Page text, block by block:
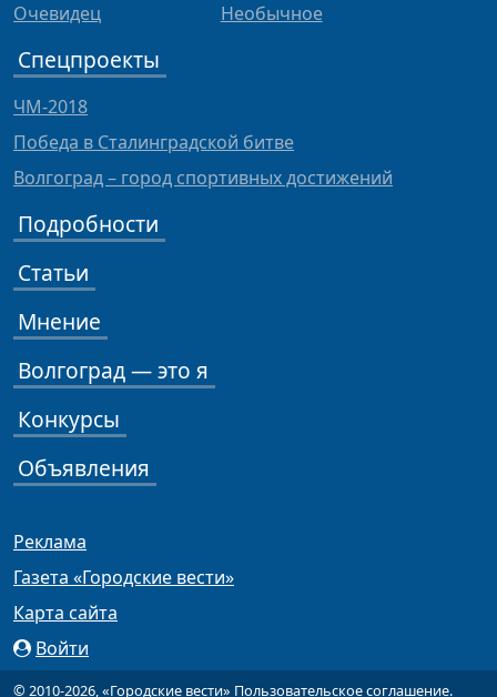
Очевидец
Необычное
Спецпроекты
ЧМ-2018
Победа в Сталинградской битве
Волгоград – город спортивных достижений
Подробности
Статьи
Мнение
Волгоград — это я
Конкурсы
Объявления
Реклама
Газета «Городские вести»
Карта сайта
Войти
© 2010-2026, «Городские вести» Пользовательское соглашение.